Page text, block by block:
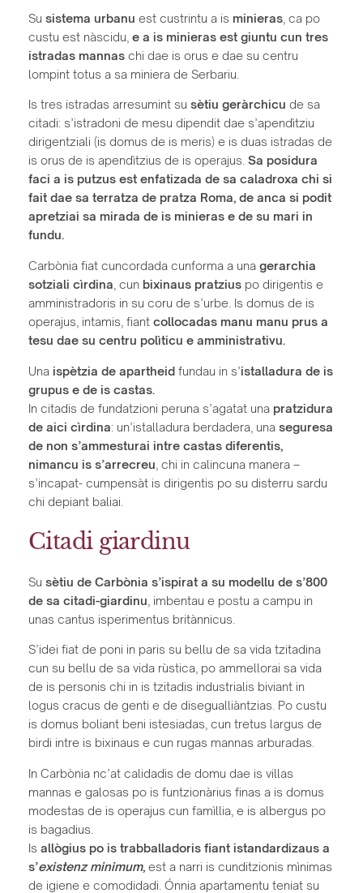
Su sistema urbanu est custrintu a is minieras, ca po
custu est nàscidu, e a is minieras est giuntu cun tres
istradas mannaschi dae is orus e dae su centru
lompint totus a sa miniera de Serbariu.
Is tres istradas arresumint su sètiu geràrchicu de sa
citadi: s’istradoni de mesu dipendit dae s’apendìtziu
dirigentziali (is domus de is meris) e is duas istradas de
is orus de is apendìtzius de is operajus. Sa posidura
faci a is putzus est enfatizada de sa caladroxa chi si
fait dae sa terratza de pratza Roma, de anca si podit
apretziai sa mirada de is minieras e de su mari in
fundu.
Carbònia fiat cuncordada cunforma a una gerarchia
sotziali cìrdina , cun bixinaus pratziuspo dirigentis e
amministradoris in su coru de s’urbe. Is domus de is
operajus, intamis, fiant collocadas manu manu prus a
tesu dae su centru polìticu e amministrativu.
Una ispètzia de apartheid fundau in s’istalladura de is
grupus e de is castas.
In citadis de fundatzioni peruna s’agatat una pratzidura
de aici cìrdina: un’istalladura berdadera, una seguresa
de non s’ammesturai intre castas diferentis,
nimancu is s’arrecreu , chi in calincuna manera –
s’incapat- cumpensàt is dirigentis po su disterru sardu
chi depiant baliai.
Citadi giardinu
Su sètiu de Carbònia s’ispirat a su modellu de s’800
de sa citadi-giardinu , imbentau e postu a campu in
unas cantus isperimentus britànnicus.
S’idei fiat de poni in paris su bellu de sa vida tzitadina
cun su bellu de sa vida rùstica, po ammellorai sa vida
de is personis chi in is tzitadis industrialis biviant in
logus cracus de genti e de disegualliàntzias. Po custu
is domus boliant beni istesiadas, cun tretus largus de
birdi intre is bixinaus e cun rugas mannas arburadas.
In Carbònia nc’at calidadis de domu dae is villas
mannas e galosas po is funtzionàrius finas a is domus
modestas de is operajus cun famìllia, e is albergus po
is bagadius.
Is allògius po is trabballadoris fiant istandardizaus a
s’existenz minimum,est a narri is cunditzionis mìnimas
de igiene e comodidadi. Ónnia apartamentu teniat su